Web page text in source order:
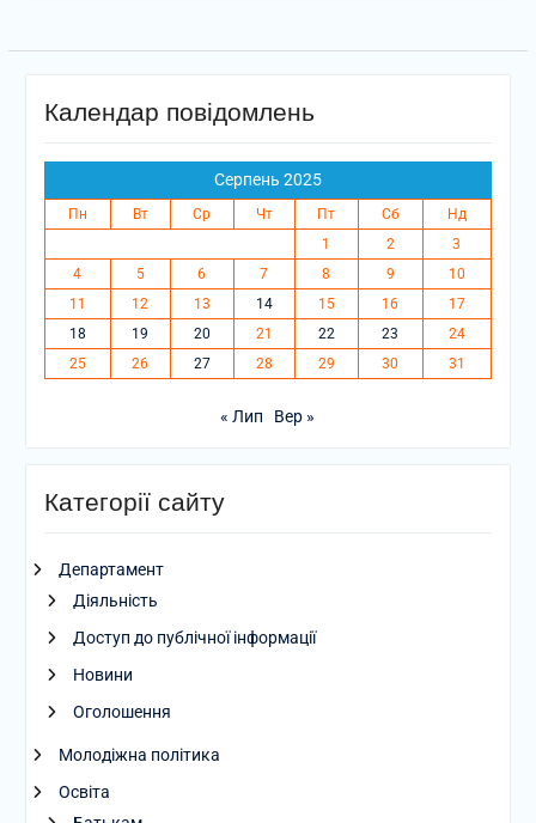
Календар повідомлень
Серпень 2025
Пн Вт Ср Чт Пт Сб
Нд
1
2
3
4
5 6 7 8 9
10
11
12 13 14 15 16
17
18
19 20 21 22 23
24
25
26 27 28 29 30 31
« Лип Вер »
Категорії сайту
Департамент
Діяльність
Доступ до публічної інформації
Новини
Оголошення
Молодіжна політика
Освіта